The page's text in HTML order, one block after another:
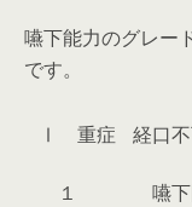
嚥下能力のグレー
です。
Ⅰ 重症 経口
１ 嚥下